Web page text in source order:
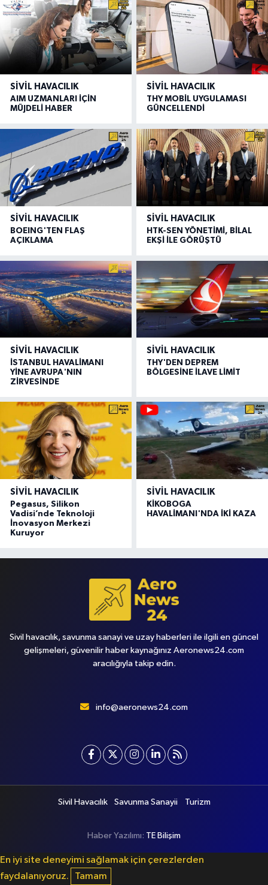
SIVIL HAVACILIK
AIM UZMANLARI İÇİN
MÜJDELİ HABER
SIVIL HAVACILIK
THY MOBİL UYGULAMASI
GÜNCELLENDİ
SIVIL HAVACILIK
BOEING'TEN FLAŞ
AÇIKLAMA
SIVIL HAVACILIK
HTK-SEN YÖNETİMİ, BİLAL
EKŞİ İLE GÖRÜŞTÜ
SIVIL HAVACILIK
İSTANBUL HAVALİMANI
YİNE AVRUPA'NIN
ZİRVESİNDE
SIVIL HAVACILIK
THY'DEN DEPREM
BÖLGESİNE İLAVE LİMİT
SIVIL HAVACILIK
Pegasus, Silikon
Vadisi’nde Teknoloji
İnovasyon Merkezi
Kuruyor
SIVIL HAVACILIK
KİKOBOGA
HAVALİMANI'NDA İKİ KAZA
Sivil havacılık, savunma sanayi ve uzay haberleri ile ilgili en güncel
gelişmeleri, güvenilir haber kaynağınız Aeronews24.com
aracılığıyla takip edin.
info@aeronews24.com
Sivil Havacılık Savunma Sanayii Turizm
Haber Yazılımı: TE Bilişim
En iyi site deneyimi sağlamak için çerezlerden
faydalanıyoruz.
Tamam